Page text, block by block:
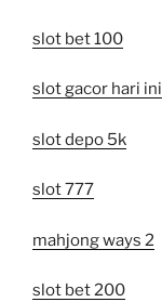
slot bet 100
slot gacor hari ini
slot depo 5k
slot 777
mahjong ways 2
slot bet 200